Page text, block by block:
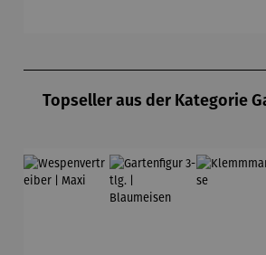
Topseller aus der Kategorie